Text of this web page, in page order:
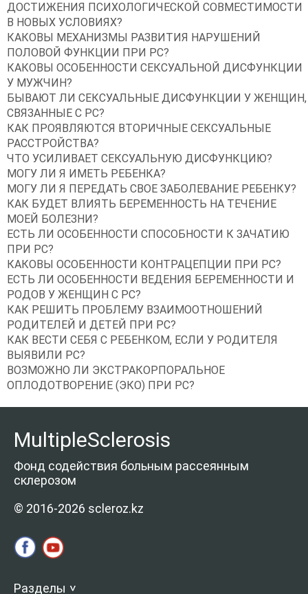
ДОСТИЖЕНИЯ ПСИХОЛОГИЧЕСКОЙ СОВМЕСТИМОСТИ
В НОВЫХ УСЛОВИЯХ?
КАКОВЫ МЕХАНИЗМЫ РАЗВИТИЯ НАРУШЕНИЙ
ПОЛОВОЙ ФУНКЦИИ ПРИ РС?
КАКОВЫ ОСОБЕННОСТИ СЕКСУАЛЬНОЙ ДИСФУНКЦИИ
У МУЖЧИН?
БЫВАЮТ ЛИ СЕКСУАЛЬНЫЕ ДИСФУНКЦИИ У ЖЕНЩИН,
СВЯЗАННЫЕ С РС?
КАК ПРОЯВЛЯЮТСЯ ВТОРИЧНЫЕ СЕКСУАЛЬНЫЕ
РАССТРОЙСТВА?
ЧТО УСИЛИВАЕТ СЕКСУАЛЬНУЮ ДИСФУНКЦИЮ?
МОГУ ЛИ Я ИМЕТЬ РЕБЕНКА?
МОГУ ЛИ Я ПЕРЕДАТЬ СВОЕ ЗАБОЛЕВАНИЕ РЕБЕНКУ?
КАК БУДЕТ ВЛИЯТЬ БЕРЕМЕННОСТЬ НА ТЕЧЕНИЕ
МОЕЙ БОЛЕЗНИ?
ЕСТЬ ЛИ ОСОБЕННОСТИ СПОСОБНОСТИ К ЗАЧАТИЮ
ПРИ РС?
КАКОВЫ ОСОБЕННОСТИ КОНТРАЦЕПЦИИ ПРИ РС?
ЕСТЬ ЛИ ОСОБЕННОСТИ ВЕДЕНИЯ БЕРЕМЕННОСТИ И
РОДОВ У ЖЕНЩИН С РС?
КАК РЕШИТЬ ПРОБЛЕМУ ВЗАИМООТНОШЕНИЙ
РОДИТЕЛЕЙ И ДЕТЕЙ ПРИ РС?
КАК ВЕСТИ СЕБЯ С РЕБЕНКОМ, ЕСЛИ У РОДИТЕЛЯ
ВЫЯВИЛИ РС?
ВОЗМОЖНО ЛИ ЭКСТРАКОРПОРАЛЬНОЕ
ОПЛОДОТВОРЕНИЕ (ЭКО) ПРИ РС?
MultipleSclerosis
Фонд содействия больным рассеянным
склерозом
© 2016-2026 scleroz.kz
Разделы >